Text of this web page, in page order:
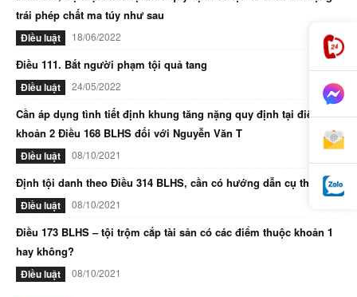
trái phép chất ma túy như sau
Điều luật 18/06/2022
Điều 111. Bắt người phạm tội quả tang
Điều luật 24/05/2022
Cần áp dụng tình tiết định khung tăng nặng quy định tại điểm d
khoản 2 Điều 168 BLHS đối với Nguyễn Văn T
Điều luật 08/10/2021
Định tội danh theo Điều 314 BLHS, cần có hướng dẫn cụ thể
Điều luật 08/10/2021
Điều 173 BLHS – tội trộm cắp tài sản có các điểm thuộc khoản 1
hay không?
Điều luật 08/10/2021